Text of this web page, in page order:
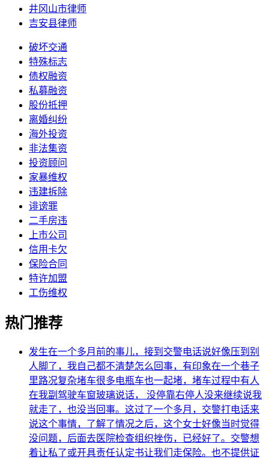
井冈山市律师
吉安县律师
破坏交通
特殊标志
债权融资
私募融资
股份抵押
离婚纠纷
海外投资
非法集资
投资顾问
家暴维权
违建拆除
诽谤罪
二手房违
上市公司
信用卡欠
保险合同
特许加盟
工伤维权
热门推荐
发生在一个多月前的事儿，接到交警电话说好像压到别
人脚了，我自己都不清楚怎么回事，有印象在一个巷子
里路况复杂堵车很多电瓶车也一起堵，堵车过程中有人
在我副驾驶车窗玻璃说话， 没停靠右停人没来继续说我
就走了，也没当回事。这过了一个多月，交警打电话来
说这个事情，了解了情况之后，这个女士好像当时觉得
没问题，后面去医院检查组织挫伤，已经好了。交警想
着让私了或开具责任认定书让我们走保险。也不提供证